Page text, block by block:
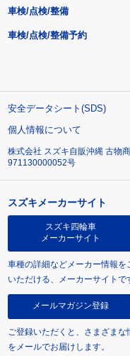
車検/点検/整備
車検/点検/整備予約
安全データシート(SDS)
個人情報について
株式会社 スズキ自販沖縄 古物
971130000052号
スズキメーカーサイト
スズキ四輪車
メーカーサイト
車種の詳細などメーカー情報を
いただける、メーカーサイトで
メールマガジン登録
ご登録いただくと、さまざまな
をメールでお届けします。